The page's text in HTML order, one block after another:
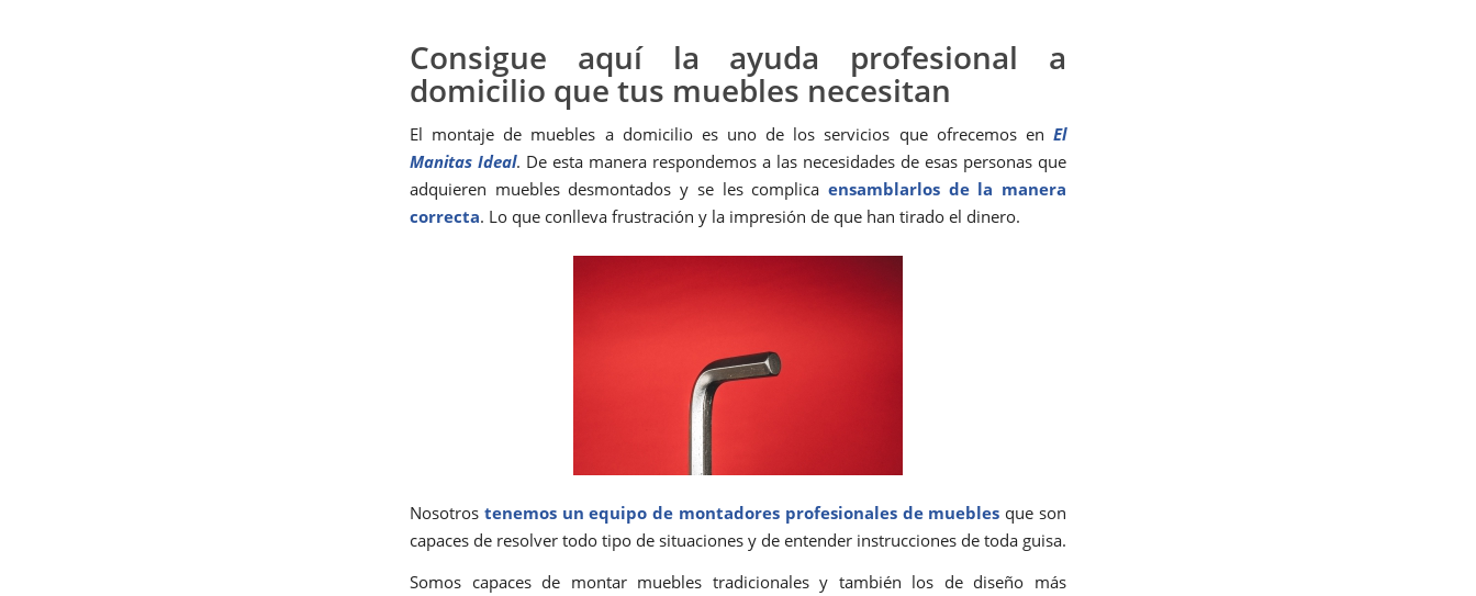
Consigue aquí la ayuda profesional a
domicilio que tus muebles necesitan
El montaje de muebles a domicilio es uno de los servicios que ofrecemos en El
Manitas Ideal. De esta manera respondemos a las necesidades de esas personas que
adquieren muebles desmontados y se les complica ensamblarlos de la manera
correcta. Lo que conlleva frustración y la impresión de que han tirado el dinero.
Nosotros tenemos un equipo de montadores profesionales de muebles que son
capaces de resolver todo tipo de situaciones y de entender instrucciones de toda guisa.
Somos capaces de montar muebles tradicionales y también los de diseño más